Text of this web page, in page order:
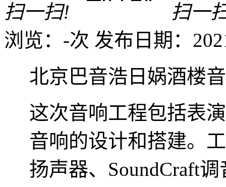
扫一扫!
扫一
浏览： -次 发布日期：
北京巴音浩日娲酒楼
这次音响工程包括表
音响的设计和搭建。
扬声器、SoundCraft